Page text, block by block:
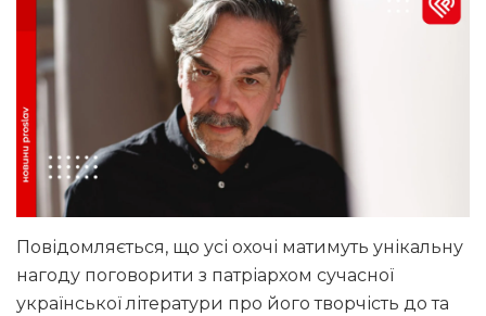
Повідомляється, що усі охочі матимуть унікальну
нагоду поговорити з патріархом сучасної
української літератури про його творчість до та